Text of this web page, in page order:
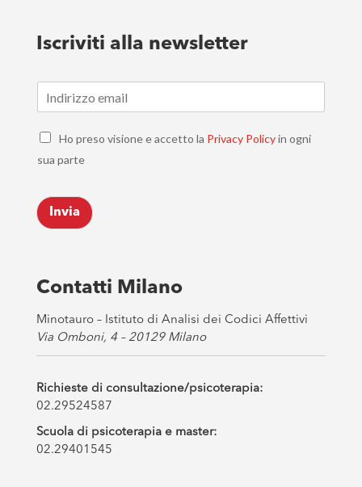
Iscriviti alla newsletter
m
C
e
k
b
s
*
Ho preso visione e accetto la Privacy Policyin ogni
sua parte
Invia
Contatti Milano
Minotauro – Istituto di Analisi dei Codici Affettivi
Via Omboni, 4 – 20129 Milano
Richieste di consultazione/psicoterapia:
02.29524587
Scuola di psicoterapia e master:
02.29401545